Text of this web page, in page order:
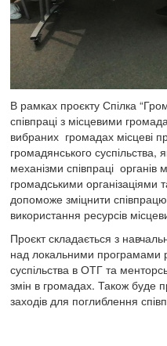
В рамках проєкту Спілка
співпраці з місцевими
вибраних громадах місцеві
громадянського суспільства,
механізми співпраці органів
громадськими організаціями
допоможе зміцнити
використання ресурсів
Проєкт складається з
над локальними програмами
суспільства в ОТГ та
змін в громадах. Також буде
заходів для поглиблення